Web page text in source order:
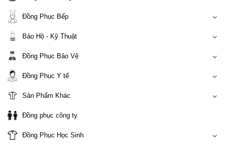
Đồng Phục Bếp
Bảo Hộ - Kỹ Thuật
Đồng Phục Bảo Vệ
Đồng Phục Y tế
Sản Phẩm Khác
Đồng phục công ty
Đồng Phục Học Sinh